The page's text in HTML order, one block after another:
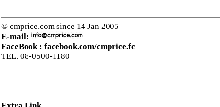
© cmprice.com since 14 Jan 2005
E-mail:
FaceBook : facebook.com/cmprice.fc
TEL. 08-0500-1180